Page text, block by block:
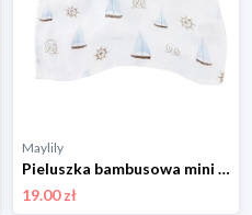
Maylily
Pieluszka bambusowa mini 25x25 - Żaglove - OUTLET
19.00 zł